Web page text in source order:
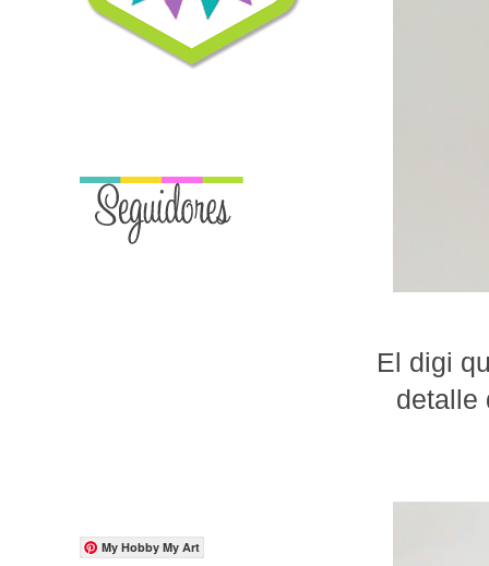
El digi
detalle
My Hobby My Art